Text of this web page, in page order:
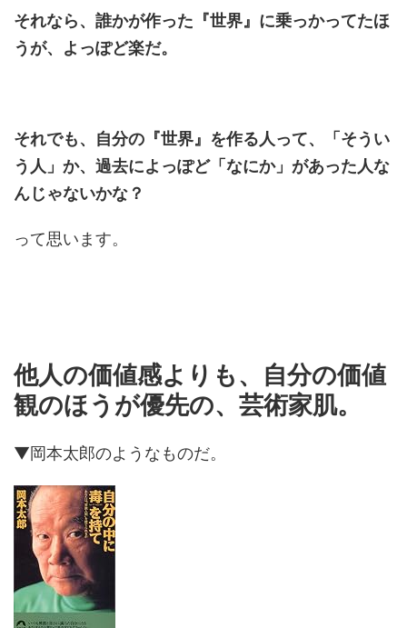
それなら、誰かが作った『世界』に乗っかってたほ
うが、よっぽど楽だ。
それでも、自分の『世界』を作る人って、「そうい
う人」か、過去によっぽど「なにか」があった人な
んじゃないかな？
って思います。
他人の価値感よりも、自分の価値
観のほうが優先の、芸術家肌。
▼岡本太郎のようなものだ。